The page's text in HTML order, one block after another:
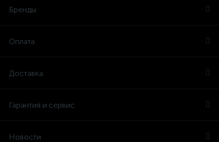
Бренды
Оплата
Доставка
Гарантия и сервис
Новости